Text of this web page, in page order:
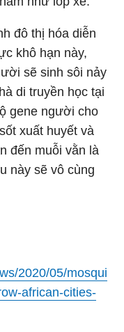
đô thị hóa diễn
khô hạn này,
sẽ sinh sôi nảy
di truyền học tại
gene người cho
xuất huyết và
đến muỗi vằn là
này sẽ vô cùng
2020/05/mosqui
african-cities-